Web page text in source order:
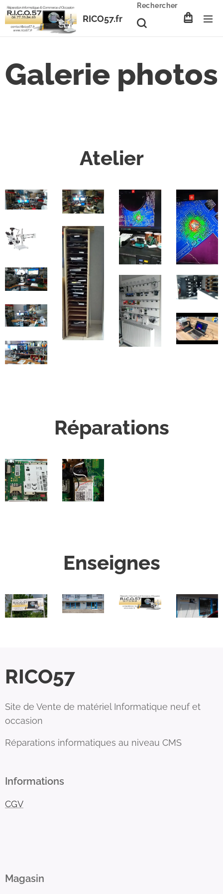
RICO57.fr
Rechercher
Galerie photos
Atelier
Réparations
Enseignes
RICO57
Site de Vente de matériel Informatique neuf et
occasion
Réparations informatiques au niveau CMS
Informations
CGV
Magasin